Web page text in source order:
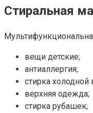
Стиральная
вещи детские;
антиаллергия;
стирка холодной
верхняя одежда;
стирка рубашек;